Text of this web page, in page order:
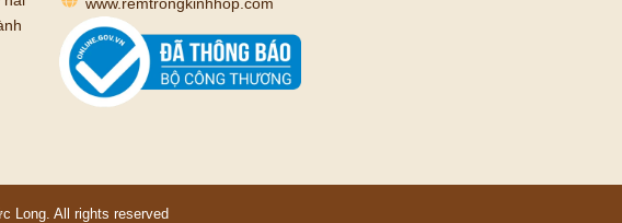
www.remtrongkinhhop.com
Long. All rights reserved